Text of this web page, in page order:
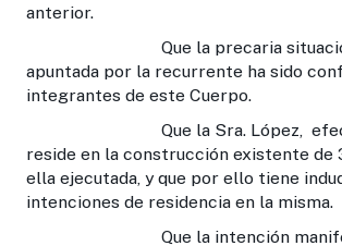
anterior.
Que la precaria situación
apuntada por la recurrente ha sido
integrantes de este Cuerpo.
Que la Sra. López,
reside en la construcción existente de
ella ejecutada, y que por ello tiene
intenciones de residencia en la misma.
Que la intención